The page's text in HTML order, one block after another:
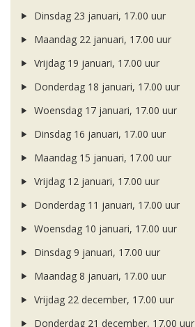
Dinsdag 23 januari, 17.00 uur
Maandag 22 januari, 17.00 uur
Vrijdag 19 januari, 17.00 uur
Donderdag 18 januari, 17.00 uur
Woensdag 17 januari, 17.00 uur
Dinsdag 16 januari, 17.00 uur
Maandag 15 januari, 17.00 uur
Vrijdag 12 januari, 17.00 uur
Donderdag 11 januari, 17.00 uur
Woensdag 10 januari, 17.00 uur
Dinsdag 9 januari, 17.00 uur
Maandag 8 januari, 17.00 uur
Vrijdag 22 december, 17.00 uur
Donderdag 21 december, 17.00 uur